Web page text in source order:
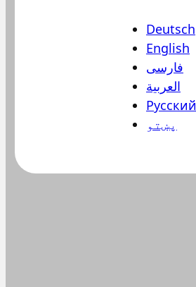
Deutsch
English
فارسی
العربية
Русский
پښتو